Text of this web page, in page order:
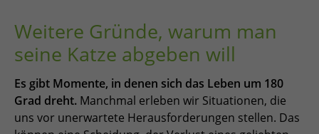
Weitere Gründe, warum man
seine Katze abgeben will
Es gibt Momente, in denen sich das Leben um 180
Grad dreht. Manchmal erleben wir Situationen, die
uns vor unerwartete Herausforderungen stellen. Das